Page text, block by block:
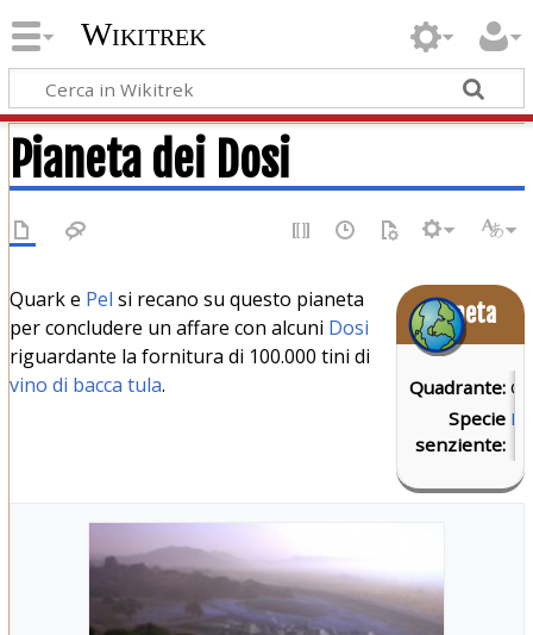
Wikitrek
Pianeta dei Dosi
Pianeta
Quadrante:
Specie
senziente:
Quark e Pel si recano su questo pianeta
per concludere un affare con alcuni Dosi
riguardante la fornitura di 100.000 tini di
vino di bacca tula.